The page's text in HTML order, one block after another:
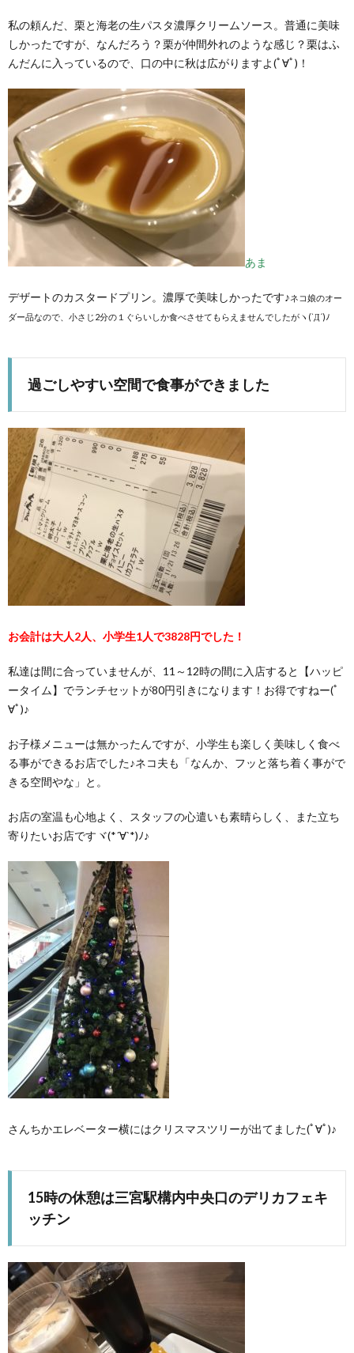
私の頼んだ、栗と海老の生パスタ濃厚クリームソース。普通に美味
しかったですが、なんだろう？栗が仲間外れのような感じ？栗はふ
んだんに入っているので、口の中に秋は広がりますよ(ﾟ∀ﾟ)！
あま
デザートのカスタードプリン。濃厚で美味しかったです♪ネコ娘のオー
ダー品なので、小さじ2分の１ぐらいしか食べさせてもらえませんでしたがヽ(`Д´)ﾉ
過ごしやすい空間で食事ができました
お会計は大人2人、小学生1人で3828円でした！
私達は間に合っていませんが、11～12時の間に入店すると【ハッピ
ータイム】でランチセットが80円引きになります！お得ですねー(ﾟ
∀ﾟ)♪
お子様メニューは無かったんですが、小学生も楽しく美味しく食べ
る事ができるお店でした♪ネコ夫も「なんか、フッと落ち着く事がで
きる空間やな」と。
お店の室温も心地よく、スタッフの心遣いも素晴らしく、また立ち
寄りたいお店ですヾ(*´∀`*)ﾉ♪
さんちかエレベーター横にはクリスマスツリーが出てました(ﾟ∀ﾟ)♪
15時の休憩は三宮駅構内中央口のデリカフェキ
ッチン